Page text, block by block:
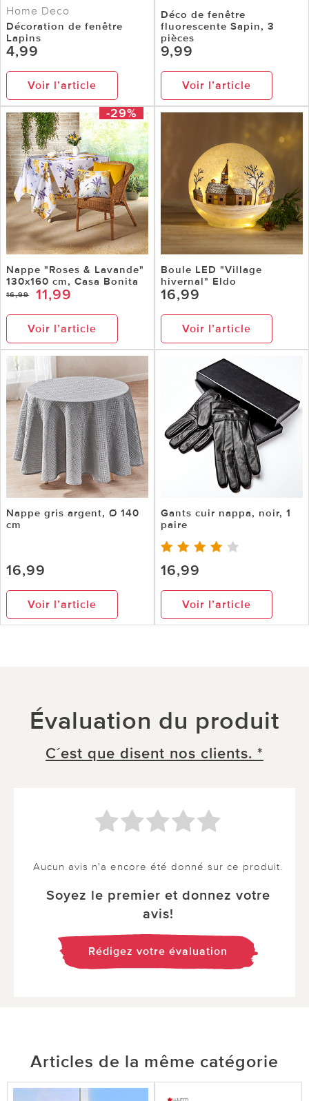
Home Deco
Décoration de fenêtre
Lapins
4,99
Voir l’article
Déco de fenêtre
fluorescente Sapin, 3
pièces
9,99
Voir l’article
-29%
Nappe "Roses & Lavande"
130x160 cm, Casa Bonita
16,99 11,99
Voir l’article
Boule LED "Village
hivernal" Eldo
16,99
Voir l’article
Nappe gris argent, Ø 140
cm
16,99
Voir l’article
Gants cuir nappa, noir, 1
paire
16,99
Voir l’article
Évaluation du produit
C´est que disent nos clients. *
Aucun avis n'a encore été donné sur ce produit.
Soyez le premier et donnez votre
avis!
Rédigez votre évaluation
Articles de la même catégorie